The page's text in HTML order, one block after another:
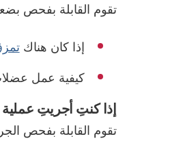
تقوم القابلة بفحص
إذا كان هناك
كيفية عمل
إذا كنتِ أجريتِ
تقوم القابلة بفحص